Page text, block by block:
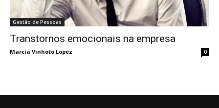
Gestão de Pessoas
Transtornos emocionais na empresa
Marcia Vinhoto Lopez 0